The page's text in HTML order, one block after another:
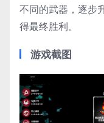
不同的武器，逐步
得最终胜利。
游戏截图